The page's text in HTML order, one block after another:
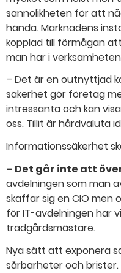
sannolikheten för att
hända. Marknadens
kopplad till förmågan
man har i
– Det är en outnyttjad
säkerhet gör företag
intressanta och kan
oss. Tillit är hårdvaluta
Informationssäkerhet
– Det går inte att
avdelningen som man
skaffar sig en CIO men
för IT-avdelningen har
trädgårdsmästare.
Nya sätt att exponera
sårbarheter och brister.